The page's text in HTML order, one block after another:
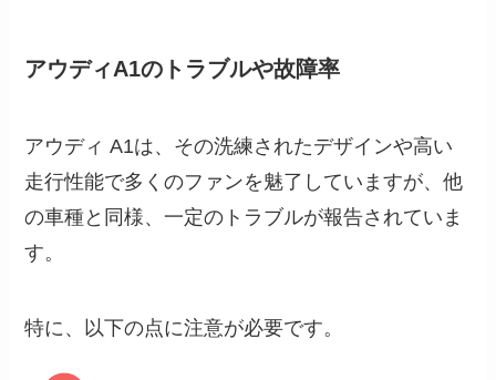
アウディA1のトラブルや故障率
アウディ A1は、その洗練されたデザインや高い
走行性能で多くのファンを魅了していますが、他
の車種と同様、一定のトラブルが報告されていま
す。
特に、以下の点に注意が必要です。